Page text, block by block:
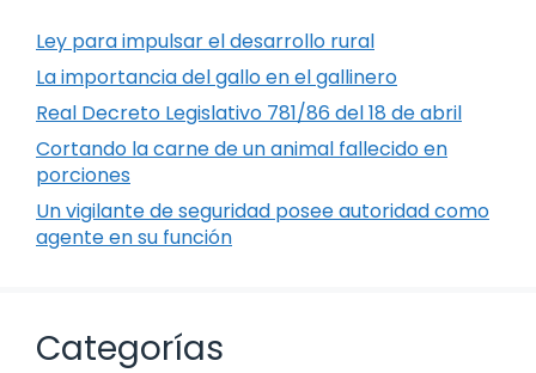
Ley para impulsar el desarrollo rural
La importancia del gallo en el gallinero
Real Decreto Legislativo 781/86 del 18 de abril
Cortando la carne de un animal fallecido en
porciones
Un vigilante de seguridad posee autoridad como
agente en su función
Categorías